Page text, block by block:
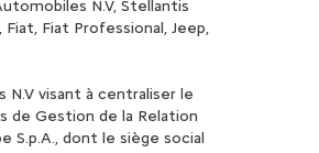
N.V, Stellantis
Fiat Professional, Jeep,
visant à centraliser le
Gestion de la Relation
S.p.A., dont le siège social